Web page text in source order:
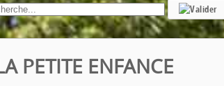
PETITE ENFANCE